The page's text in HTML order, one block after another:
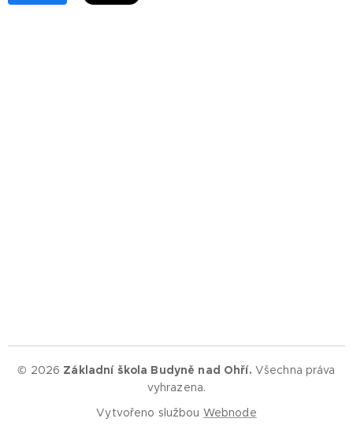
© 2026 Základní škola Budyně nad Ohří. Všechna práva
vyhrazena.
Vytvořeno službou Webnode